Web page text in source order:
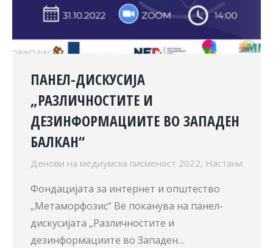
ПАНЕЛ-ДИСКУСИЈА
„РАЗЛИЧНОСТИТЕ И
ДЕЗИНФОРМАЦИИТЕ ВО ЗАПАДЕН
БАЛКАН“
Денови на медиумска писменост 2022, Настани
Фондацијата за интернет и општество
„Метаморфозис“ Ве поканува на панел-
дискусијата „Различностите и
дезинформациите во Западен…